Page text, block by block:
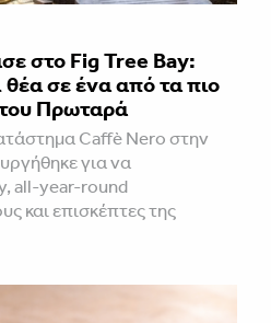
στο Fig Tree Bay:
σε ένα από τα πιο
Πρωταρά
Caffè Nero στην
για να
all-year-round
και επισκέπτες της